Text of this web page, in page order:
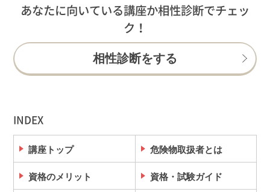
あなたに向いている講座か相性診断でチェッ
ク！
相性診断をする
INDEX
講座トップ 危険物取扱者とは
資格のメリット 資格・試験ガイド